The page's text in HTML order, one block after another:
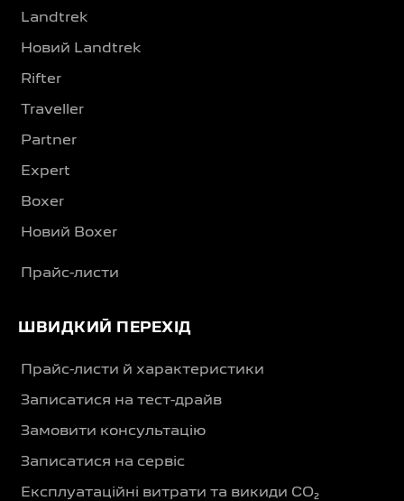
Landtrek
Новий Landtrek
Rifter
Traveller
Partner
Expert
Boxer
Новий Boxer
Прайс-листи
ШВИДКИЙ ПЕРЕХІД
Прайс-листи й характеристики
Записатися на тест-драйв
Замовити консультацію
Записатися на сервіс
Експлуатаційні витрати та викиди CO₂